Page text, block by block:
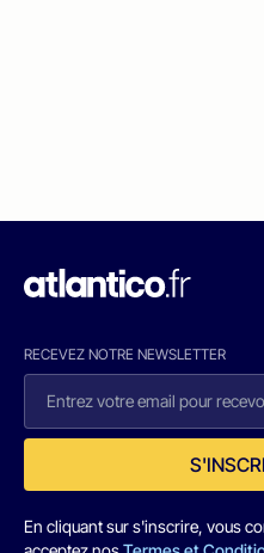
RECEVEZ NOTRE NEWSLETTER
En cliquant sur s'inscrire, vous